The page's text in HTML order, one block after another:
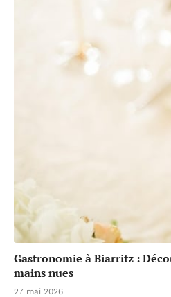
Gastronomie à Biarritz :
mains nues
27 mai 2026